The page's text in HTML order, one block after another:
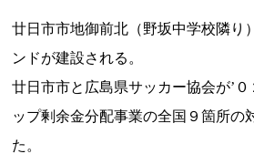
廿日市市地御前北（野坂中学校隣り
ンドが建設される。
廿日市市と広島県サッカー協会が’
ップ剰余金分配事業の全国９箇所の
た。